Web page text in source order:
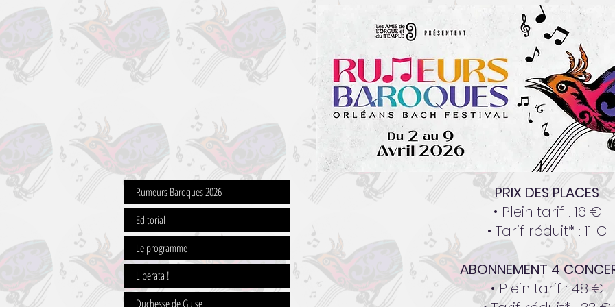
PRIX DES PLACES
• Plein tarif : 16 €
• Tarif réduit* : 11 €
ABONNEMENT 4
• Plein tarif : 48 €
Rumeurs Baroques 2026
Editorial
Le programme
Liberata !
Duchesse de Guise